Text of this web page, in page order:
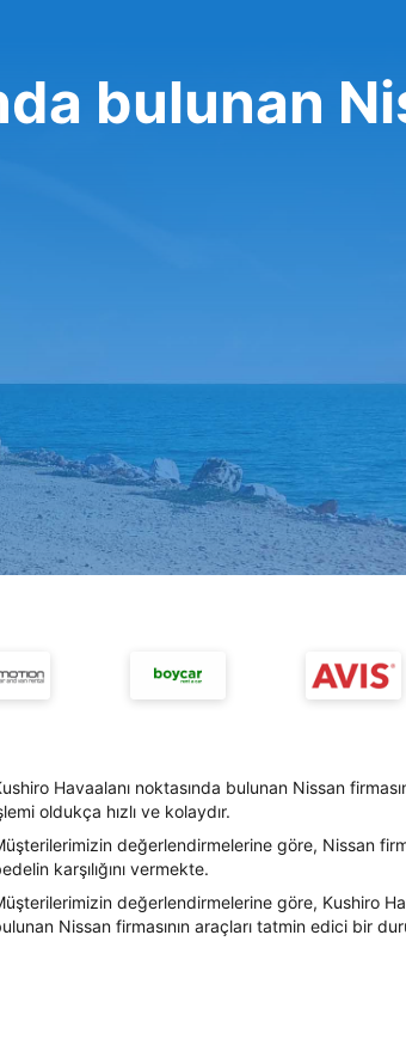
bulunan
Havaalanı noktasında bulunan Nissan
oldukça hızlı ve kolaydır.
değerlendirmelerine göre, Nissan
karşılığını vermekte.
değerlendirmelerine göre, Kushiro
Nissan firmasının araçları tatmin edici bir